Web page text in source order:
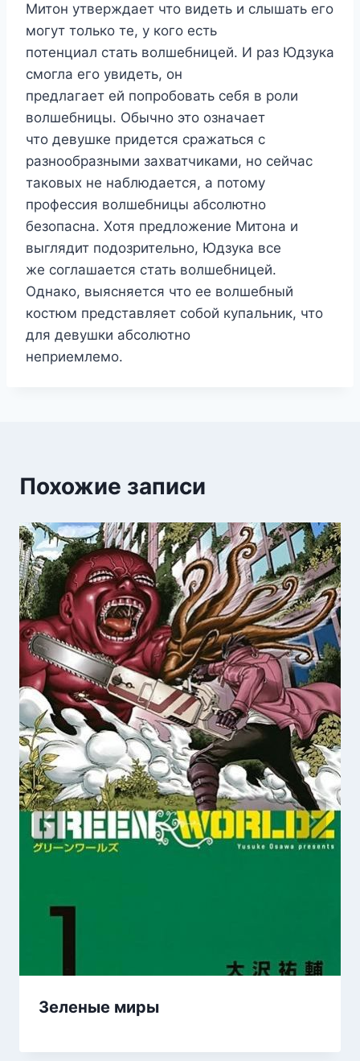
Митон утверждает что видеть и слышать его
могут только те, у кого есть
потенциал стать волшебницей. И раз Юдзука
смогла его увидеть, он
предлагает ей попробовать себя в роли
волшебницы. Обычно это означает
что девушке придется сражаться с
разнообразными захватчиками, но сейчас
таковых не наблюдается, а потому
профессия волшебницы абсолютно
безопасна. Хотя предложение Митона и
выглядит подозрительно, Юдзука все
же соглашается стать волшебницей.
Однако, выясняется что ее волшебный
костюм представляет собой купальник, что
для девушки абсолютно
неприемлемо.
Похожие записи
Зеленые миры